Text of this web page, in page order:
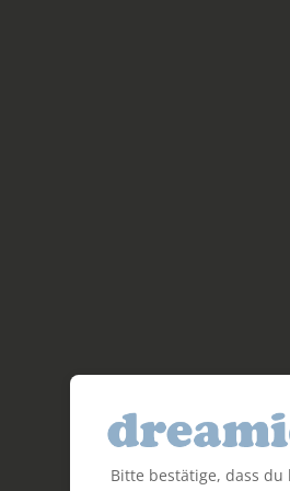
Bitte bestätige, dass du